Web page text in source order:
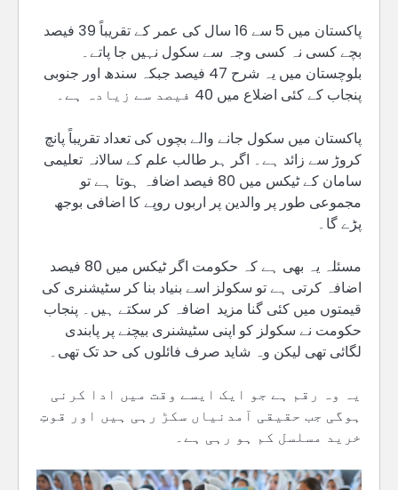
پاکستان میں 5 سے 16 سال کی عمر کے تقریباً 39 فیصد
بچے کسی نہ کسی وجہ سے سکول نہیں جا پاتے۔
بلوچستان میں یہ شرح 47 فیصد جبکہ سندھ اور جنوبی
پنجاب کے کئی اضلاع میں 40 فیصد سے زیادہ ہے۔
پاکستان میں سکول جانے والے بچوں کی تعداد تقریباً پانچ
کروڑ سے زائد ہے۔ اگر ہر طالب علم کے سالانہ تعلیمی
سامان کے ٹیکس میں 80 فیصد اضافہ ہوتا ہے تو
مجموعی طور پر والدین پر اربوں روپے کا اضافی بوجھ
پڑے گا۔
مسئلہ یہ بھی ہے کہ حکومت اگر ٹیکس میں 80 فیصد
اضافہ کرتی ہے تو سکولز اسے بنیاد بنا کر سٹیشنری کی
قیمتوں میں کئی گنا مزید اضافہ کر سکتے ہیں۔ پنجاب
حکومت نے سکولز کو اپنی سٹیشنری بیچنے پر پابندی
لگائی تھی لیکن وہ شاید صرف فائلوں کی حد تک تھی۔
یہ وہ رقم ہے جو ایک ایسے وقت میں ادا کرنی
ہوگی جب حقیقی آمدنیاں سکڑ رہی ہیں اور قوتِ
خرید مسلسل کم ہو رہی ہے۔